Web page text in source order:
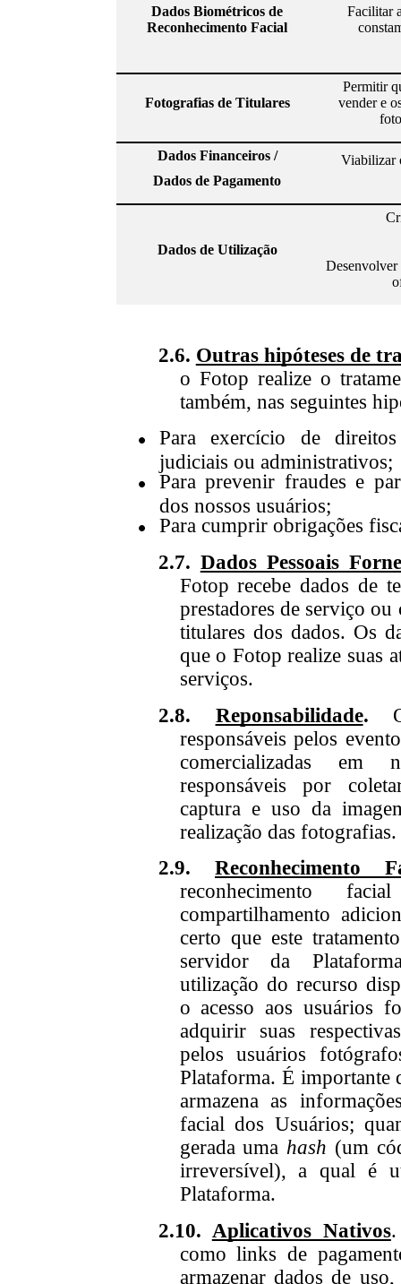
Dados Biométricos de
Reconhecimento Facial
Facilitar
Fotografias de Titulares
Permitir
vender e
Dados Financeiros /
Dados de Pagamento
Viabilizar
Dados de Utilização
Desenvolver
2.6. Outras hipóteses de
o Fotop realize o
também, nas seguintes
Para exercício de
judiciais ou administrativos;
Para prevenir fraudes e
dos nossos usuários;
Para cumprir obrigações
2.7. Dados Pessoais
Fotop recebe dados de
prestadores de serviço ou
titulares dos dados. Os
queo Fotop realize suas
serviços.
2.8.
Reponsabilidade.
responsáveis pelos
comercializadas em
responsáveis por
captura e uso da
realização das fotografias.
2.9.
Reconhecimento
reconhecimento
compartilhamento
certo que este
servidor da
utilização do recurso
o acesso aos usuários
adquirir suas
pelos usuários
Plataforma. É importante
armazena as
facial dos Usuários;
gerada uma hash (um
irreversível), a qual é
Plataforma.
2.10. Aplicativos Nativos.
como links de
armazenar dados de